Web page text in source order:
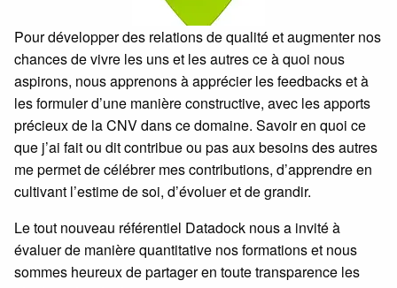
Pour développer des relations de qualité et augmenter nos
chances de vivre les uns et les autres ce à quoi nous
aspirons, nous apprenons à apprécier les feedbacks et à
les formuler d’une manière constructive, avec les apports
précieux de la CNV dans ce domaine. Savoir en quoi ce
que j’ai fait ou dit contribue ou pas aux besoins des autres
me permet de célébrer mes contributions, d’apprendre en
cultivant l’estime de soi, d’évoluer et de grandir.
Le tout nouveau référentiel Datadock nous a invité à
évaluer de manière quantitative nos formations et nous
sommes heureux de partager en toute transparence les